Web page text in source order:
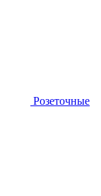
Розеточные